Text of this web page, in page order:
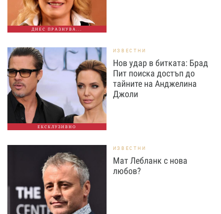
ДНЕС ПРАЗНУВА...
ЕКСКЛУЗИВНО
ИЗВЕСТНИ
Нов удар в битката: Брад
Пит поиска достъп до
тайните на Анджелина
Джоли
ИЗВЕСТНИ
Мат Лебланк с нова
любов?